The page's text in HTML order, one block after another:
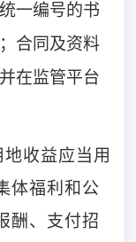
一编号的书
合同及资料
在监管平台
收益应当用
体福利和公
酬、支付招